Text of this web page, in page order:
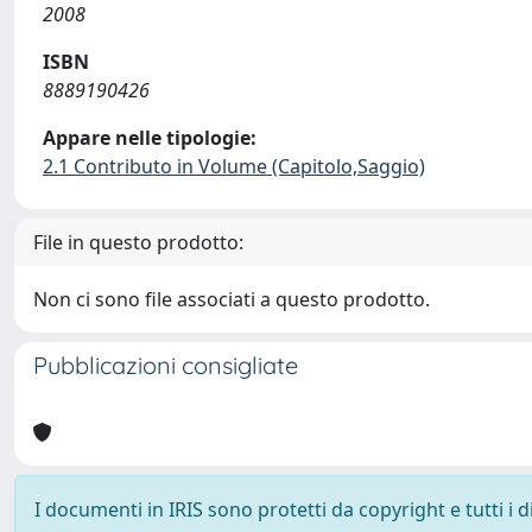
2008
ISBN
8889190426
Appare nelle tipologie:
2.1 Contributo in Volume (Capitolo,Saggio)
File in questo prodotto:
Non ci sono file associati a questo prodotto.
Pubblicazioni consigliate
I documenti in IRIS sono protetti da copyright e tutti i